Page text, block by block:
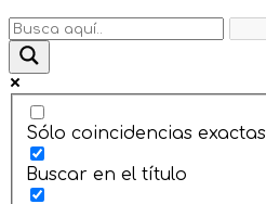
Sólo coincidencias exactas
Buscar en el título